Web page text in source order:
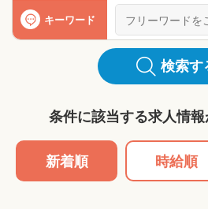
キーワード
検索す
条件に該当する求人情報
新着順 時給順